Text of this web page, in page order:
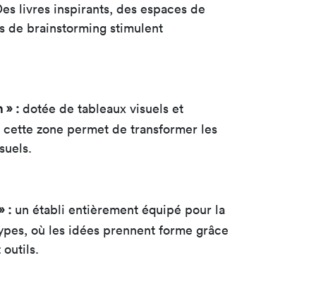
livres inspirants, des espaces de
de brainstorming stimulent
» : dotée de tableaux visuels et
zone permet de transformer les
: un établi entièrement équipé pour la
où les idées prennent forme grâce
outils.